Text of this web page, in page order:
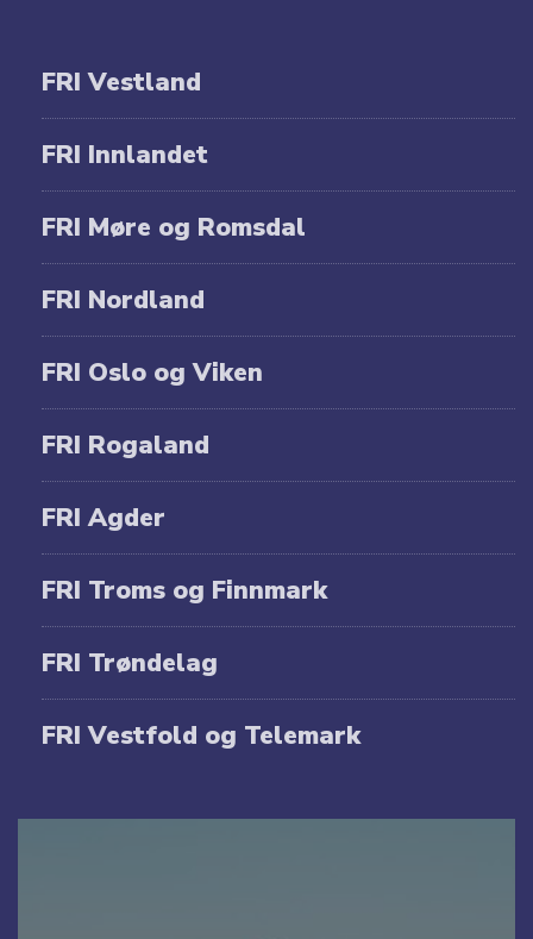
FRI Vestland
FRI Innlandet
FRI Møre og Romsdal
FRI Nordland
FRI Oslo og Viken
FRI Rogaland
FRI Agder
FRI Troms og Finnmark
FRI Trøndelag
FRI Vestfold og Telemark